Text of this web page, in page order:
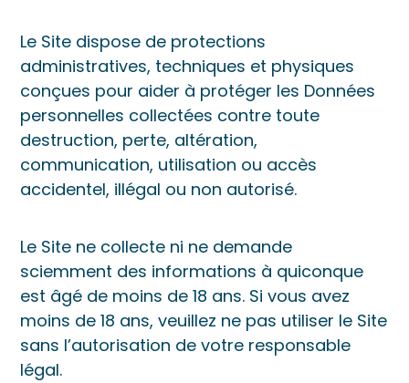
Le Site dispose de protections
administratives, techniques et physiques
conçues pour aider à protéger les Données
personnelles collectées contre toute
destruction, perte, altération,
communication, utilisation ou accès
accidentel, illégal ou non autorisé.
Le Site ne collecte ni ne demande
sciemment des informations à quiconque
est âgé de moins de 18 ans. Si vous avez
moins de 18 ans, veuillez ne pas utiliser le Site
sans l’autorisation de votre responsable
légal.